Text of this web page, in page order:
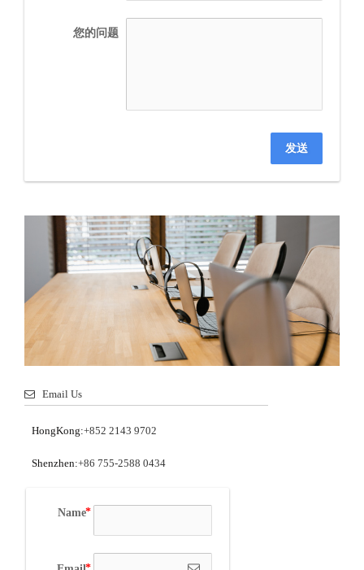
您的问题
发送
Email Us
HongKong:+852 2143 9702
Shenzhen:+86 755-2588 0434
Name